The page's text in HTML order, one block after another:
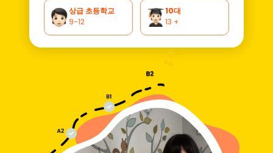
상급 초등학교
9-12
10대
13 +